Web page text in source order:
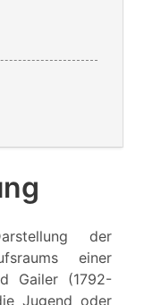
der
einer
Gailer (1792-
Jugend oder